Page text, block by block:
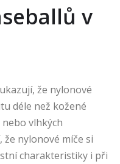
v
že nylonové
déle než kožené
vlhkých
nylonové míče si
charakteristiky i při